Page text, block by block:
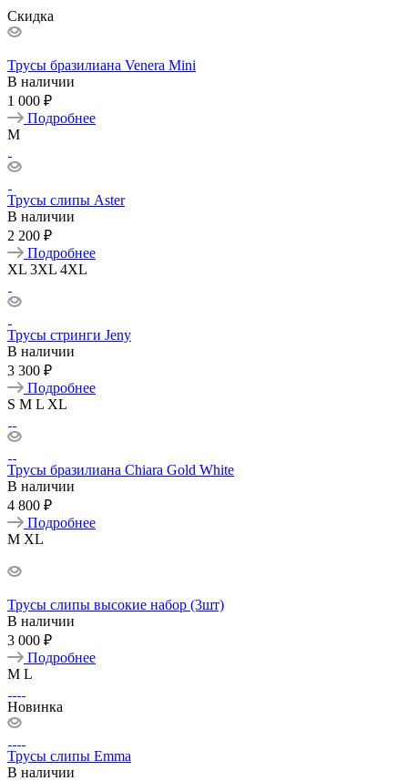
Скидка
Трусы бразилиана Venera Mini
В наличии
1 000 ₽
Подробнее
M
Трусы слипы Aster
В наличии
2 200 ₽
Подробнее
XL 3XL 4XL
Трусы стринги Jeny
В наличии
3 300 ₽
Подробнее
S M L XL
Трусы бразилиана Chiara Gold White
В наличии
4 800 ₽
Подробнее
M XL
Трусы слипы высокие набор (3шт)
В наличии
3 000 ₽
Подробнее
M L
Новинка
Трусы слипы Emma
В наличии